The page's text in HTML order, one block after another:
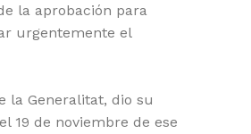
la aprobación para
urgentemente el
la Generalitat, dio su
19 de noviembre de ese